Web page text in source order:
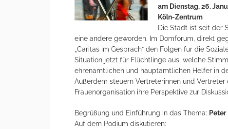
am Dienstag, 26.
Köln-Zentrum
Die Stadt ist seit der
eine andere geworden. Im Domforum, direkt
„Caritas im Gespräch“ den Folgen für die
Situation jetzt für Flüchtlinge aus, welche
ehrenamtlichen und hauptamtlichen Helfer in
Außerdem steuern Vertreterinnen und
Frauenorganisation ihre Perspektive zur
Begrüßung und Einführung in das Thema:
Auf dem Podium diskutieren: